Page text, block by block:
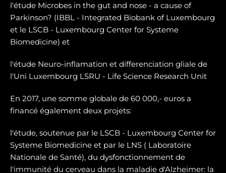
l'étude Microbes in the gut and nose - a cause of
Parkinson? (IBBL - Integrated Biobank of Luxembourg
et le LSCB - Luxembourg Center for Systeme
Biomedicine) et
l'étude Neuro-inflamation et differenciation gliale de
l'Uni Luxembourg LSRU - Life Science Research Unit
En 2017, une somme globale de 60 000,- euros a
financé également deux projets:
l'étude, soutenue par le LSCB - Luxembourg Center for
Systeme Biomedicine et par le LNS ( Laboratoire
Nationale de Santé), du dysfonctionnement de
l'immunité du cerveau dans la maladie d'Alzheimer: la